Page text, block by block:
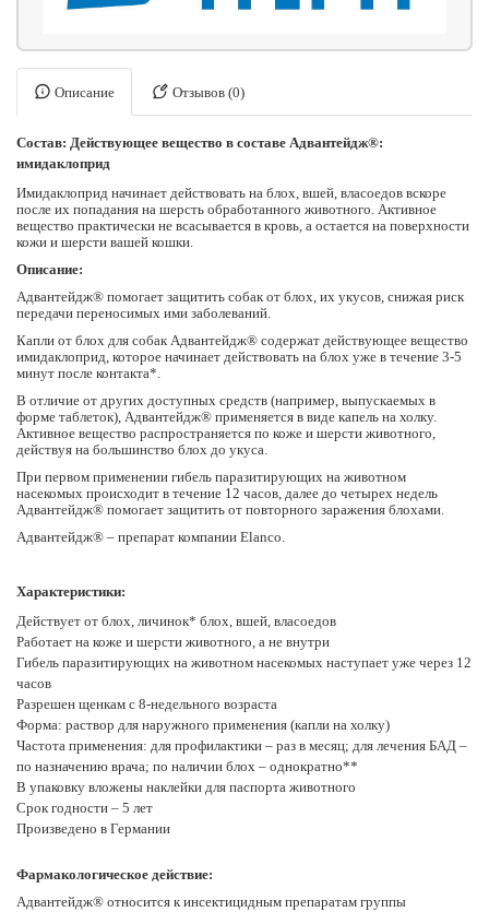
Описание Отзывов (0)
Состав: Действующее вещество в составе Адвантейдж®:
имидаклоприд
Имидаклоприд начинает действовать на блох, вшей, власоедов вскоре
после их попадания на шерсть обработанного животного. Активное
вещество практически не всасывается в кровь, а остается на поверхности
кожи и шерсти вашей кошки.
Описание:
Адвантейдж® помогает защитить собак от блох, их укусов, снижая риск
передачи переносимых ими заболеваний.
Капли от блох для собак Адвантейдж® содержат действующее вещество
имидаклоприд, которое начинает действовать на блох уже в течение 3-5
минут после контакта*.
В отличие от других доступных средств (например, выпускаемых в
форме таблеток), Адвантейдж® применяется в виде капель на холку.
Активное вещество распространяется по коже и шерсти животного,
действуя на большинство блох до укуса.
При первом применении гибель паразитирующих на животном
насекомых происходит в течение 12 часов, далее до четырех недель
Адвантейдж® помогает защитить от повторного заражения блохами.
Адвантейдж® – препарат компании Elanco.
Характеристики:
Действует от блох, личинок* блох, вшей, власоедов
Работает на коже и шерсти животного, а не внутри
Гибель паразитирующих на животном насекомых наступает уже через 12
часов
Разрешен щенкам с 8-недельного возраста
Форма: раствор для наружного применения (капли на холку)
Частота применения: для профилактики – раз в месяц; для лечения БАД –
по назначению врача; по наличии блох – однократно**
В упаковку вложены наклейки для паспорта животного
Срок годности – 5 лет
Произведено в Германии
Фармакологическое действие:
Адвантейдж® относится к инсектицидным препаратам группы